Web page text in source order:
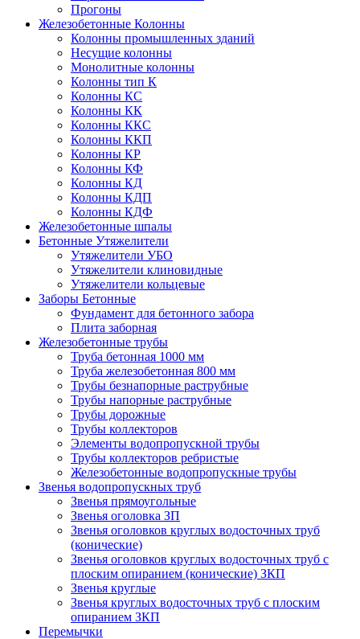
Прогоны
Железобетонные Колонны
Колонны промышленных зданий
Несущие колонны
Монолитные колонны
Колонны тип К
Колонны КС
Колонны КК
Колонны ККС
Колонны ККП
Колонны КР
Колонны КФ
Колонны КД
Колонны КДП
Колонны КДФ
Железобетонные шпалы
Бетонные Утяжелители
Утяжелители УБО
Утяжелители клиновидные
Утяжелители кольцевые
Заборы Бетонные
Фундамент для бетонного забора
Плита заборная
Железобетонные трубы
Труба бетонная 1000 мм
Труба железобетонная 800 мм
Трубы безнапорные раструбные
Трубы напорные раструбные
Трубы дорожные
Трубы коллекторов
Элементы водопропускной трубы
Трубы коллекторов ребристые
Железобетонные водопропускные трубы
Звенья водопропускных труб
Звенья прямоугольные
Звенья оголовка ЗП
Звенья оголовков круглых водосточных труб
(конические)
Звенья оголовков круглых водосточных труб с
плоским опиранием (конические) ЗКП
Звенья круглые
Звенья круглых водосточных труб с плоским
опиранием ЗКП
Перемычки